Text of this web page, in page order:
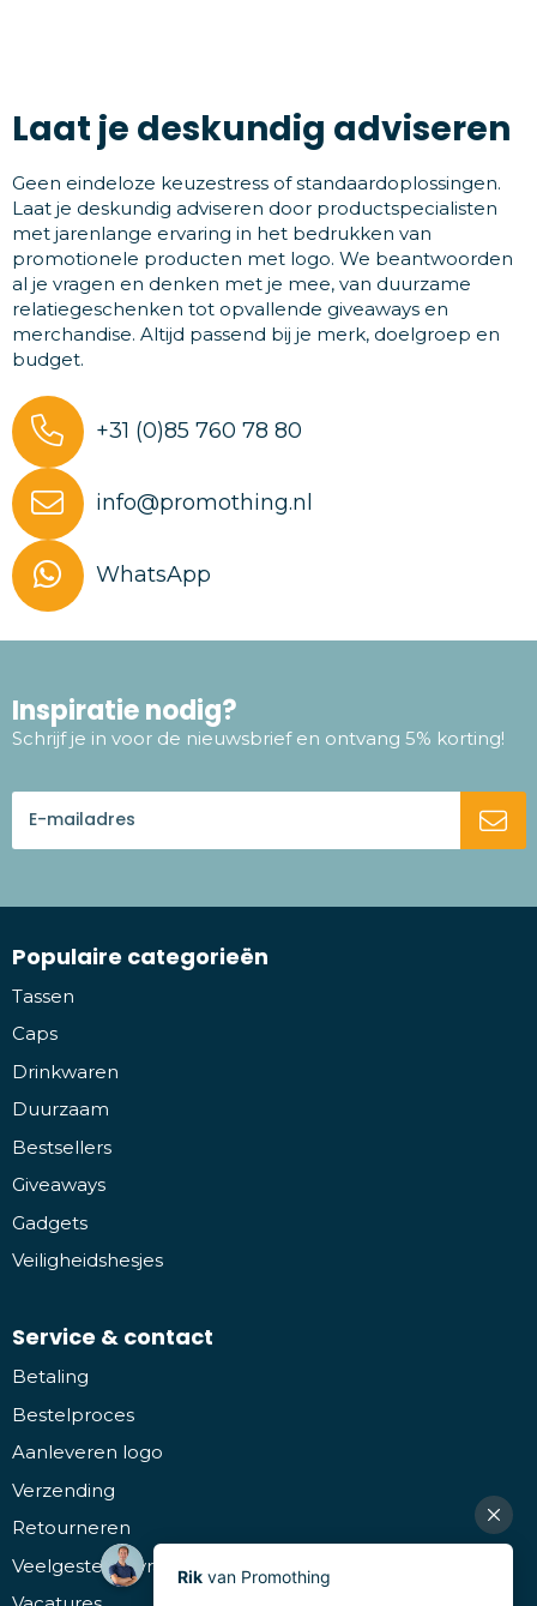
Laat je deskundig adviseren
Geen eindeloze keuzestress of standaardoplossingen.
Laat je deskundig adviseren door productspecialisten
met jarenlange ervaring in het bedrukken van
promotionele producten met logo. We beantwoorden
al je vragen en denken met je mee, van duurzame
relatiegeschenken tot opvallende giveaways en
merchandise. Altijd passend bij je merk, doelgroep en
budget.
+31 (0)85 760 78 80
info@promothing.nl
WhatsApp
Inspiratie nodig?
Schrijf je in voor de nieuwsbrief en ontvang 5% korting!
Populaire categorieën
Tassen
Caps
Drinkwaren
Duurzaam
Bestsellers
Giveaways
Gadgets
Veiligheidshesjes
Service & contact
Betaling
Bestelproces
Aanleveren logo
Verzending
Retourneren
Veelgestelde vragen